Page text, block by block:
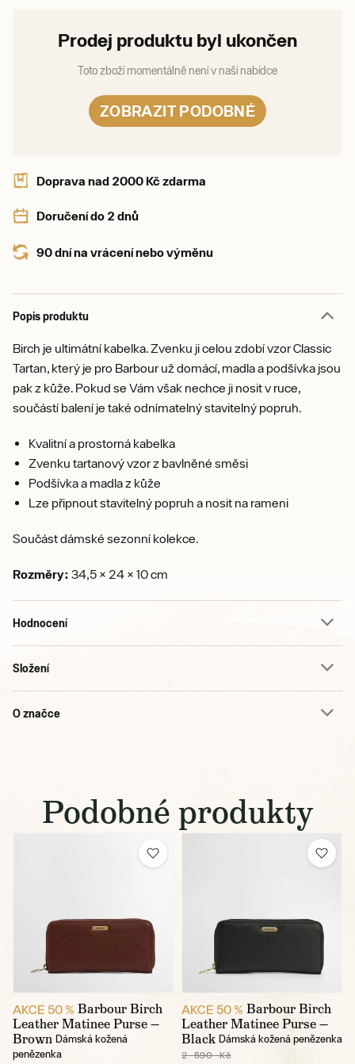
Prodej produktu byl ukončen
Toto zboží momentálně není v naší nabídce
ZOBRAZIT PODOBNÉ
Doprava nad 2000 Kč zdarma
Doručení do 2 dnů
90 dní na vrácení nebo výměnu
Popis produktu
Birch je ultimátní kabelka. Zvenku ji celou zdobí vzor Classic
Tartan, který je pro Barbour už domácí, madla a podšívka jsou
pak z kůže. Pokud se Vám však nechce ji nosit v ruce,
součástí balení je také odnímatelný stavitelný popruh.
Kvalitní a prostorná kabelka
Zvenku tartanový vzor z bavlněné směsi
Podšívka a madla z kůže
Lze připnout stavitelný popruh a nosit na rameni
Součást dámské sezonní kolekce.
Rozměry: 34,5 × 24 × 10 cm
Hodnocení
Složení
O značce
Podobné produkty
AKCE 50 % Barbour Birch
Leather Matinee Purse —
Brown Dámská kožená
penězenka
AKCE 50 % Barbour Birch
Leather Matinee Purse —
Black Dámská kožená penězenka
2 590 Kč